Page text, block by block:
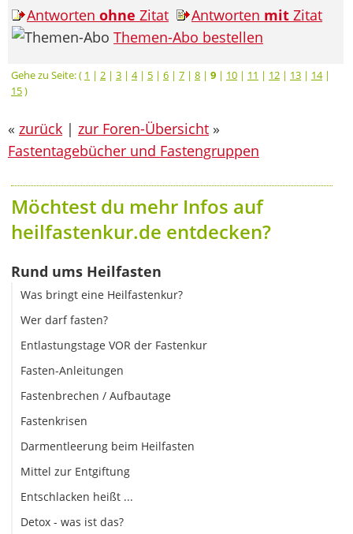
Antworten ohne Zitat Antworten mit Zitat
Themen-Abo bestellen
Gehe zu Seite: ( 1 | 2 | 3 | 4| 5 | 6 | 7 | 8 | 9 | 10 | 11 | 12 | 13 | 14|
15)
« zurück | zur Foren-Übersicht »
Fastentagebücher und Fastengruppen
Möchtest du mehr Infos auf
heilfastenkur.de entdecken?
Rund ums Heilfasten
Was bringt eine Heilfastenkur?
Wer darf fasten?
Entlastungstage VOR der Fastenkur
Fasten-Anleitungen
Fastenbrechen / Aufbautage
Fastenkrisen
Darmentleerung beim Heilfasten
Mittel zur Entgiftung
Entschlacken heißt ...
Detox - was ist das?